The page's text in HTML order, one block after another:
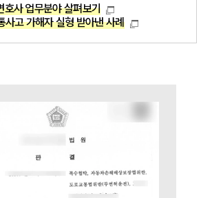
팀소개
팀소개
통합검색
AI대륜
업무사례
주요 업무사례
호사 업무분야 살펴보기
사고 가해자 실형 받아낸 사례